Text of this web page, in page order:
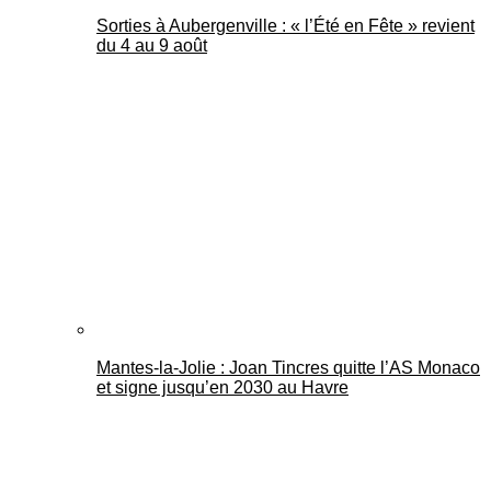
Sorties à Aubergenville : « l’Été en Fête » revient
du 4 au 9 août
Mantes-la-Jolie : Joan Tincres quitte l’AS Monaco
et signe jusqu’en 2030 au Havre